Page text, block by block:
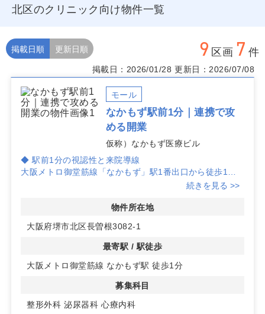
路面店は自由度とブランド訴求に優れます。診療時間設
堺市北区でのクリニック開業に適した「堺市北区 クリニ
ック 物件」をお探しの際は、公開前や掲載外の候補も含
ください。
北区のクリニック向け物件一覧
9 区画 7 件
掲載日順 更新日順
掲載日：2026/01/28 更新日：2026/07/08
モール
なかもず駅前1分｜連携で攻
める開業
仮称）なかもず医療ビル
◆ 駅前1分の視認性と来院導線
大阪メトロ御堂筋線「なかもず」駅1番出口から徒歩1
分、駅近×道路面で来院導線が明快。堺市北区長曽根の医
利用可。定期借家20年です。
◆ 医療モール隣接で診診連携に好適
脳神経外科・内科・婦人科・耳鼻科・眼科が入居する盛況
すい計画です。院外処方箋発行の医療機関限定の募集で、
続きを見る >>
物件所在地
大阪府堺市北区長曽根3082-1
最寄駅 / 駅徒歩
大阪メトロ御堂筋線 なかもず駅 徒歩1分
募集科目
整形外科 泌尿器科 心療内科